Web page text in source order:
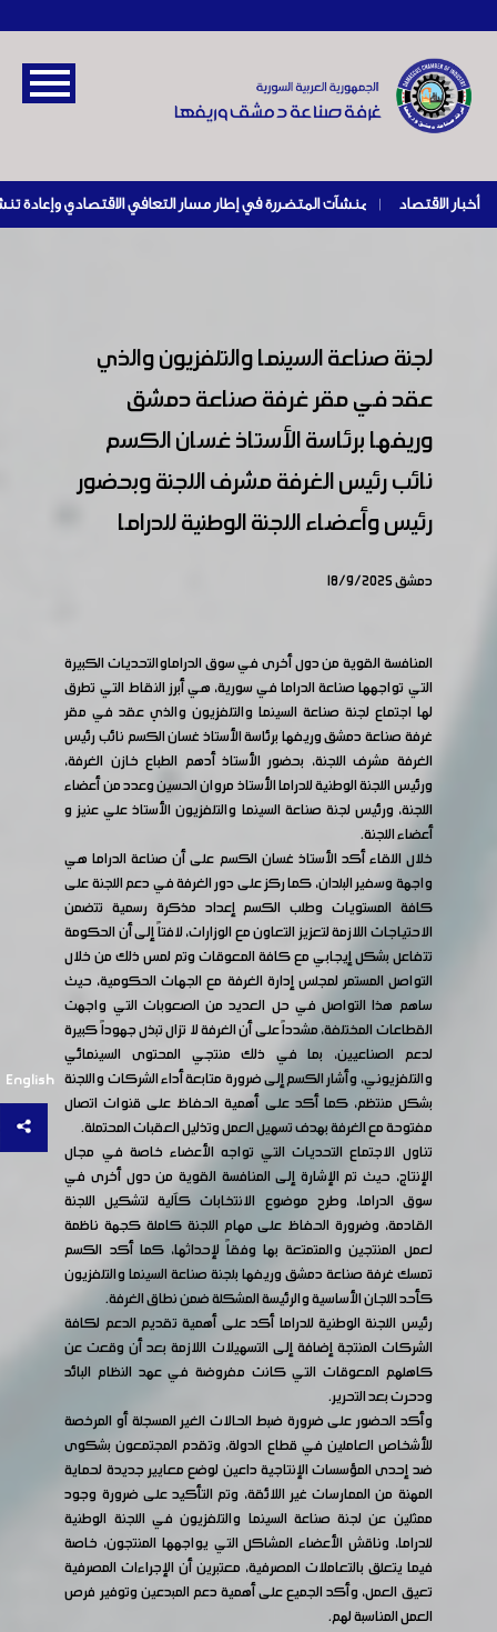
أخبار الاقتصاد |
English
لجنة صناعة السينما والتلفزيون والذي
عقد في مقر غرفة صناعة دمشق
وريفها برئاسة الأستاذ غسان الكسم
نائب رئيس الغرفة مشرف اللجنة وبحضور
رئيس وأعضاء اللجنة الوطنية للدراما
دمشق 18/9/2025
المنافسة القوية من دول أخرى في سوق الدراماوالتحديات الكبيرة
التي تواجهها صناعة الدراما في سورية، هي أبرز النقاط التي تطرق
لها اجتماع لجنة صناعة السينما والتلفزيون والذي عقد في مقر
غرفة صناعة دمشق وريفها برئاسة الأستاذ غسان الكسم نائب رئيس
الغرفة مشرف اللجنة، بحضور الأستاذ أدهم الطباع خازن الغرفة،
ورئيس اللجنة الوطنية للدراما الأستاذ مروان الحسين وعدد من أعضاء
اللجنة، ورئيس لجنة صناعة السينما والتلفزيون الأستاذ علي عنيز و
أعضاء اللجنة.
خلال اللقاء أكد الأستاذ غسان الكسم على أن صناعة الدراما هي
واجهة وسفير البلدان، كما ركز على دور الغرفة في دعم اللجنة على
كافة المستويات وطلب الكسم إعداد مذكرة رسمية تتضمن
الاحتياجات اللازمة لتعزيز التعاون مع الوزارات، لافتاً إلى أن الحكومة
تتفاعل بشكل إيجابي مع كافة المعوقات وتم لمس ذلك من خلال
التواصل المستمر لمجلس إدارة الغرفة مع الجهات الحكومية، حيث
ساهم هذا التواصل في حل العديد من الصعوبات التي واجهت
القطاعات المختلفة، مشدداً على أن الغرفة لا تزال تبذل جهوداً كبيرة
لدعم الصناعيين، بما في ذلك منتجي المحتوى السينمائي
والتلفزيوني، وأشار الكسم إلى ضرورة متابعة أداء الشركات واللجنة
بشكل منتظم، كما أكد على أهمية الحفاظ على قنوات اتصال
مفتوحة مع الغرفة بهدف تسهيل العمل وتذليل العقبات المحتملة.
تناول الاجتماع التحديات التي تواجه الأعضاء خاصة في مجال
الإنتاج، حيث تم الإشارة إلى المنافسة القوية من دول أخرى في
سوق الدراما، وطرح موضوع الانتخابات كآلية لتشكيل اللجنة
القادمة، وضرورة الحفاظ على مهام اللجنة كاملة كجهة ناظمة
لعمل المنتجين والمتمتعة بها وفقاً لإحداثها، كما أكد الكسم
تمسك غرفة صناعة دمشق وريفها بلجنة صناعة السينما والتلفزيون
كأحد اللجان الأساسية والرئيسة المشكلة ضمن نطاق الغرفة.
رئيس اللجنة الوطنية للدراما أكد على أهمية تقديم الدعم لكافة
الشركات المنتجة إضافة إلى التسهيلات اللازمة بعد أن وقعت عن
كاهلهم المعوقات التي كانت مفروضة في عهد النظام البائد
ودحرت بعد التحرير.
وأكد الحضور على ضرورة ضبط الحالات الغير المسجلة أو المرخصة
للأشخاص العاملين في قطاع الدولة، وتقدم المجتمعون بشكوى
ضد إحدى المؤسسات الإنتاجية داعين لوضع معايير جديدة لحماية
المهنة من الممارسات غير اللائقة، وتم التأكيد على ضرورة وجود
ممثلين عن لجنة صناعة السينما والتلفزيون في اللجنة الوطنية
للدراما، وناقش الأعضاء المشاكل التي يواجهها المنتجون، خاصة
فيما يتعلق بالتعاملات المصرفية، معتبرين أن الإجراءات المصرفية
تعيق العمل، وأكد الجميع على أهمية دعم المبدعين وتوفير فرص
العمل المناسبة لهم.